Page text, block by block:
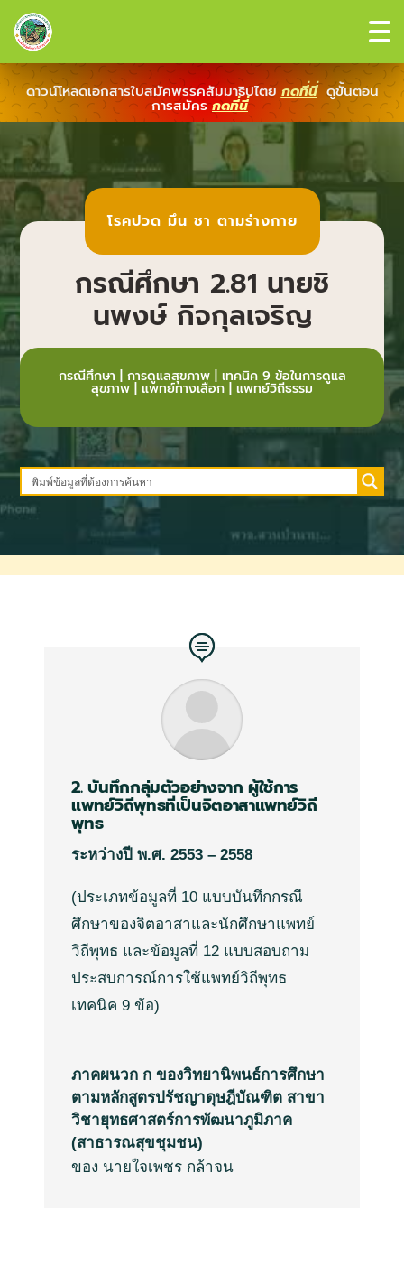
ดาวน์โหลดเอกสารใบสมัคพรรคสัมมาธิปไตย กดที่นี่ ดูขั้นตอน
การสมัครกดที่นี่
โรคปวด มึน ชา ตามร่างกาย
กรณีศึกษา 2.81 นายชิ
นพงษ์ กิจกุลเจริญ
กรณีศึกษา | การดูแลสุขภาพ| เทคนิค 9 ข้อในการดูแล
สุขภาพ | แพทย์ทางเลือก | แพทย์วิถีธรรม
2. บันทึกกลุ่มตัวอย่างจาก ผู้ใช้การ
แพทย์วิถีพุทธที่เป็นจิตอาสาแพทย์วิถี
พุทธ
ระหว่างปี พ.ศ.2553 – 2558
(ประเภทข้อมูลที่ 10 แบบบันทึกกรณี
ศึกษาของจิตอาสาและนักศึกษาแพทย์
วิถีพุทธ และข้อมูลที่ 12 แบบสอบถาม
ประสบการณ์การใช้แพทย์วิถีพุทธ
เทคนิค 9ข้อ)
ภาคผนวก ก ของวิทยานิพนธ์การศึกษา
ตามหลักสูตรปรัชญาดุษฎีบัณฑิต สาขา
วิชายุทธศาสตร์การพัฒนาภูมิภาค
(สาธารณสุขชุมชน)
ของ นายใจเพชร กล้าจน